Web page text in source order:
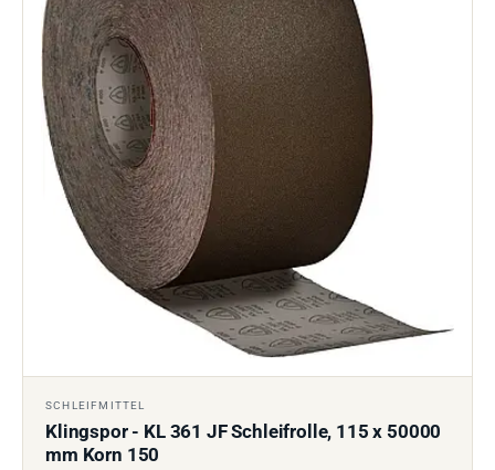
SCHLEIFMITTEL
Klingspor - KL 361 JF Schleifrolle, 115 x 50000
mm Korn 150